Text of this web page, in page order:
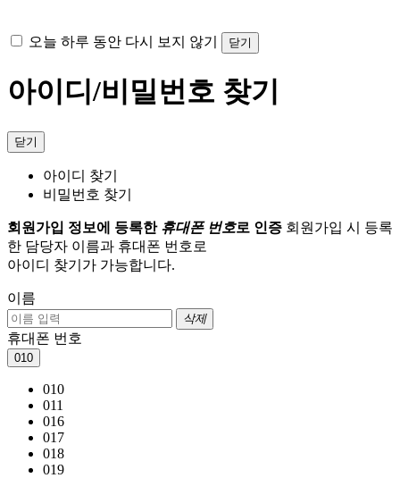
오늘 하루 동안 다시 보지 않기 닫기
아이디/비밀번호 찾기
닫기
아이디 찾기
비밀번호 찾기
회원가입 정보에 등록한 휴대폰 번호로 인증 회원가입 시 등록
한 담당자 이름과 휴대폰 번호로
아이디 찾기가 가능합니다.
이름
삭제
휴대폰 번호
010
010
011
016
017
018
019